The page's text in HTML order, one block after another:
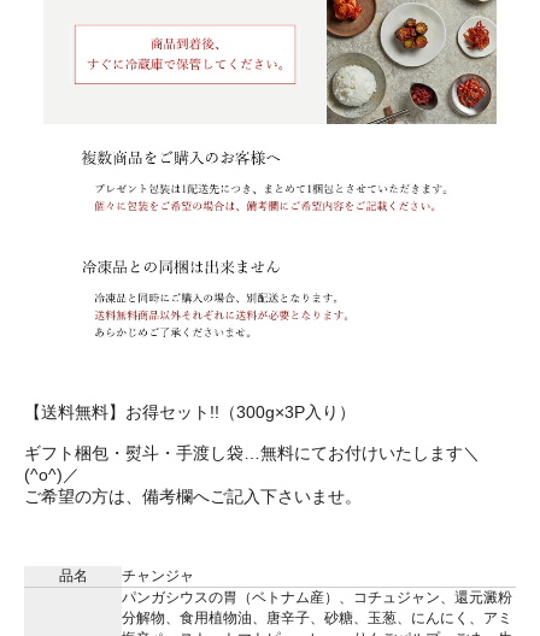
【送料無料】お得セット!!（300g×3P入り）
ギフト梱包・熨斗・手渡し袋…無料にてお付けいたします＼
(^o^)／
ご希望の方は、備考欄へご記入下さいませ。
品名
チャンジャ
パンガシウスの胃（ベトナム産）、コチュジャン、還元澱粉
分解物、食用植物油、唐辛子、砂糖、玉葱、にんにく、アミ